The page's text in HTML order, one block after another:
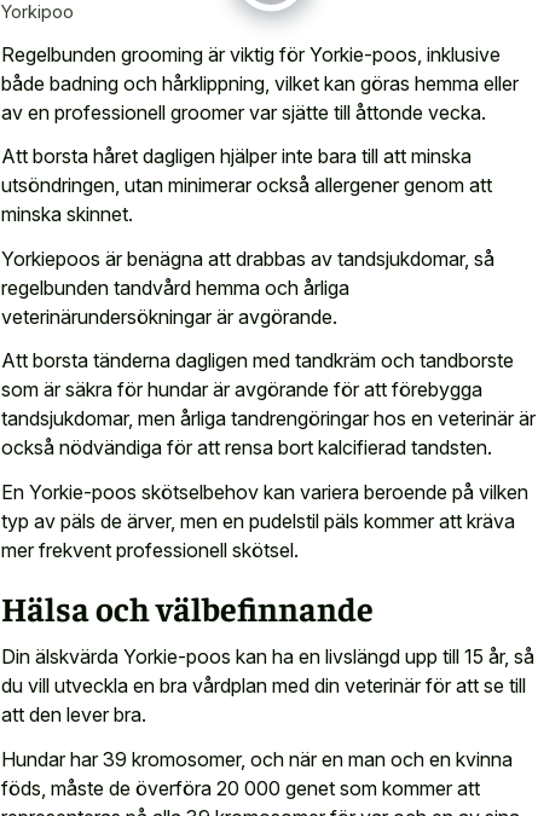
Yorkipoo
Regelbunden grooming är viktig för Yorkie-poos, inklusive
både badning och hårklippning, vilket kan göras hemma eller
av en professionell groomer var sjätte till åttonde vecka.
Att borsta håret dagligen hjälper inte bara till att minska
utsöndringen, utan minimerar också allergener genom att
minska skinnet.
Yorkiepoos är benägna att drabbas av tandsjukdomar, så
regelbunden tandvård hemma och årliga
veterinärundersökningar är avgörande.
Att borsta tänderna dagligen med tandkräm och tandborste
som är säkra för hundar är avgörande för att förebygga
tandsjukdomar, men årliga tandrengöringar hos en veterinär är
också nödvändiga för att rensa bort kalcifierad tandsten.
En Yorkie-poos skötselbehov kan variera beroende på vilken
typ av päls de ärver, men en pudelstil päls kommer att kräva
mer frekvent professionell skötsel.
Hälsa och välbefinnande
Din älskvärda Yorkie-poos kan ha en livslängd upp till 15 år, så
du vill utveckla en bra vårdplan med din veterinär för att se till
att den lever bra.
Hundar har 39 kromosomer, och när en man och en kvinna
föds, måste de överföra 20 000 genet som kommer att